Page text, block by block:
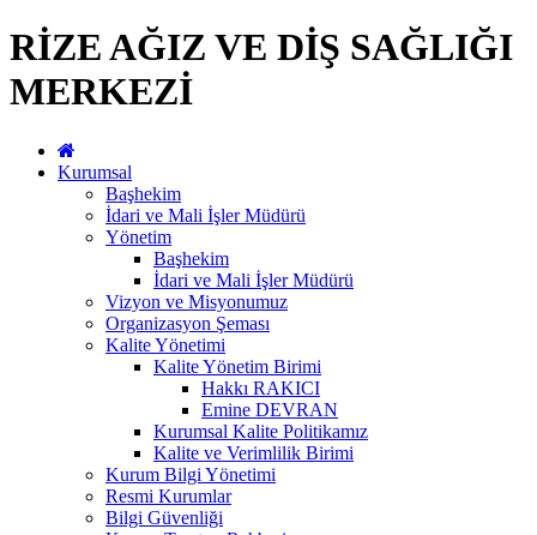
RİZE AĞIZ VE DİŞ SAĞLIĞI
MERKEZİ
Kurumsal
Başhekim
İdari ve Mali İşler Müdürü
Yönetim
Başhekim
İdari ve Mali İşler Müdürü
Vizyon ve Misyonumuz
Organizasyon Şeması
Kalite Yönetimi
Kalite Yönetim Birimi
Hakkı RAKICI
Emine DEVRAN
Kurumsal Kalite Politikamız
Kalite ve Verimlilik Birimi
Kurum Bilgi Yönetimi
Resmi Kurumlar
Bilgi Güvenliği